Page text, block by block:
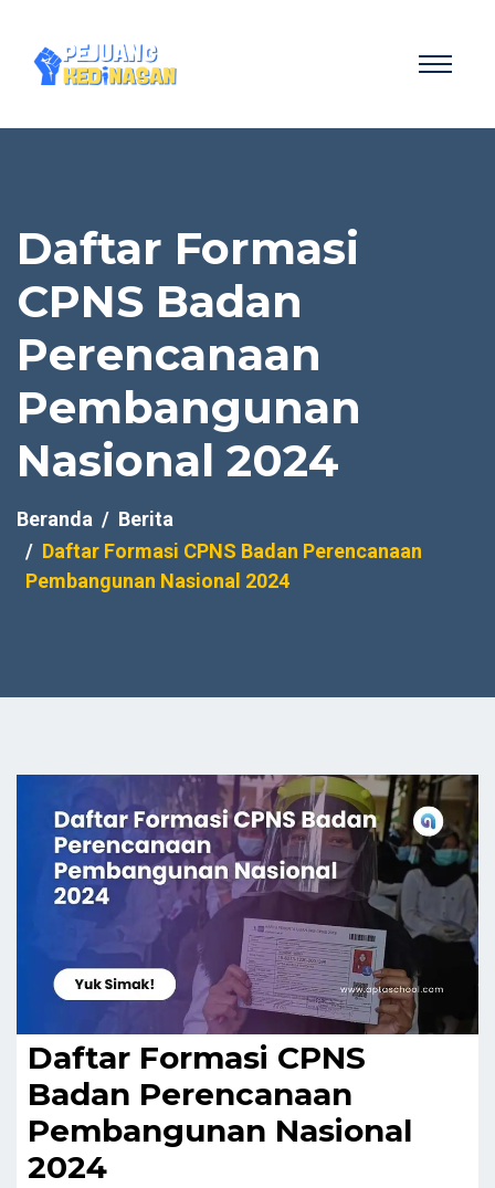
Daftar Formasi
CPNS Badan
Perencanaan
Pembangunan
Nasional 2024
Beranda
Berita
Daftar Formasi CPNS Badan Perencanaan
Pembangunan Nasional 2024
Daftar Formasi CPNS
Badan Perencanaan
Pembangunan Nasional
2024